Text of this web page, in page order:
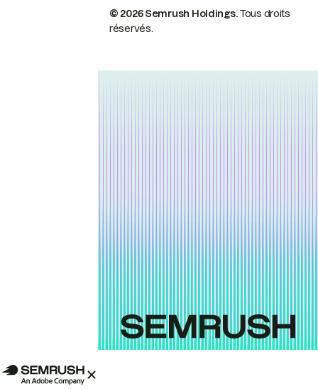
© 2026 Semrush Holdings.Tous droits
réservés.